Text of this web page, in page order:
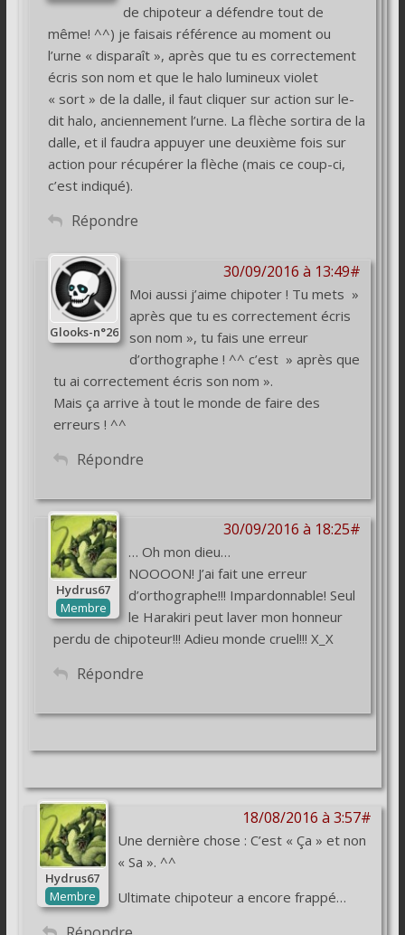
de chipoteur a défendre tout de
même! ^^) je faisais référence au moment ou
l’urne « disparaît », après que tu es correctement
écris son nom et que le halo lumineux violet
« sort » de la dalle, il faut cliquer sur action sur le-
dit halo, anciennement l’urne. La flèche sortira de la
dalle, et il faudra appuyer une deuxième fois sur
action pour récupérer la flèche (mais ce coup-ci,
c’est indiqué).
Répondre
30/09/2016 à 13:49#
Glooks-n°26
Moi aussi j’aime chipoter ! Tu mets »
après que tu es correctement écris
son nom », tu fais une erreur
d’orthographe ! ^^ c’est » après que
tu ai correctement écris son nom ».
Mais ça arrive à tout le monde de faire des
erreurs ! ^^
Répondre
30/09/2016 à 18:25#
Hydrus67
Membre
… Oh mon dieu…
NOOOON! J’ai fait une erreur
d’orthographe!!! Impardonnable! Seul
le Harakiri peut laver mon honneur
perdu de chipoteur!!! Adieu monde cruel!!! X_X
Répondre
18/08/2016 à 3:57#
Hydrus67
Membre
Une dernière chose : C’est « Ça » et non
« Sa ». ^^
Ultimate chipoteur a encore frappé…